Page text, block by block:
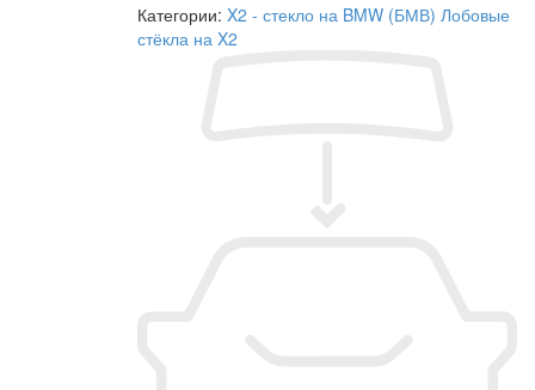
Категории: X2 - стекло на BMW (БМВ) Лобовые
стёкла на X2